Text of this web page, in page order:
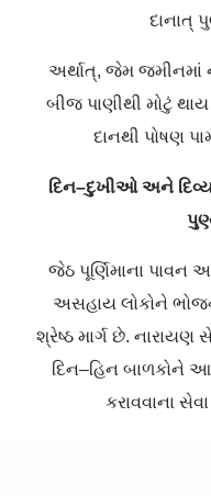
દાનાત્
અર્થાત્, જેમ જમીનમાં
બીજ પાણીથી મોટું થાય
દાનથી પોષણ
દિન–દુખીઓ અને
જેઠ પૂર્ણિમાના પાવન
અસહાય લોકોને
શ્રેષ્ઠ માર્ગ છે. નારાયણ
દિન–હિન બાળકોને
કરાવવાના સેવા